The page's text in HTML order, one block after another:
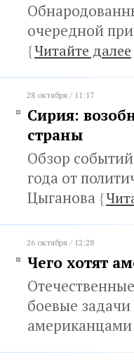
очередной
{Читайте далее
28 октября / 11:17
Сирия:
страны
Обзор
года от
Цыганова {
26 октября / 12:28
Чего хотят
боевые